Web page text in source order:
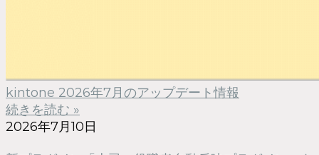
kintone 2026年7月のアップデート情報
続きを読む »
2026年7月10日